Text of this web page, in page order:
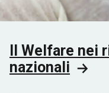
Il Welfare
nazionali